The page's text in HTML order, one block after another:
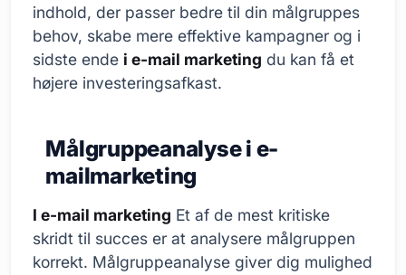
indhold, der passer bedre til din målgruppes
behov, skabe mere effektive kampagner og i
sidste ende i e-mail marketing du kan få et
højere investeringsafkast.
Målgruppeanalyse i e-
mailmarketing
I e-mail marketing Et af de mest kritiske
skridt til succes er at analysere målgruppen
korrekt. Målgruppeanalyse giver dig mulighed